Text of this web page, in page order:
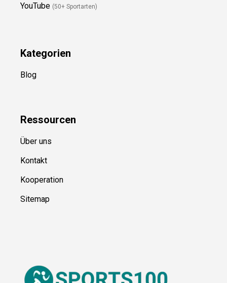
YouTube (50+ Sportarten)
Kategorien
Blog
Ressourcen
Über uns
Kontakt
Kooperation
Sitemap